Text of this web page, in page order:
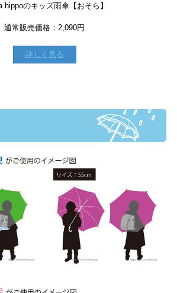
hippoのキッズ雨傘【おそら】
通常販売価格：2,090円
詳しく見る